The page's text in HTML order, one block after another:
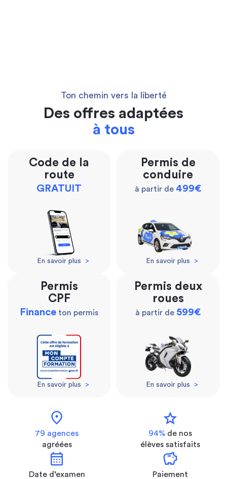
Ton chemin vers la liberté
Des offres adaptées
à tous
Code de la
route
GRATUIT
En savoir plus >
Permis de
conduire
à partir de 499€
En savoir plus >
Permis
CPF
Finance ton permis
En savoir plus >
Permis deux
roues
à partir de 599€
En savoir plus >
location_on
79 agences
agréées
star
94% de nos
élèves satisfaits
calendar_month
Date d’examen
savings
Paiement